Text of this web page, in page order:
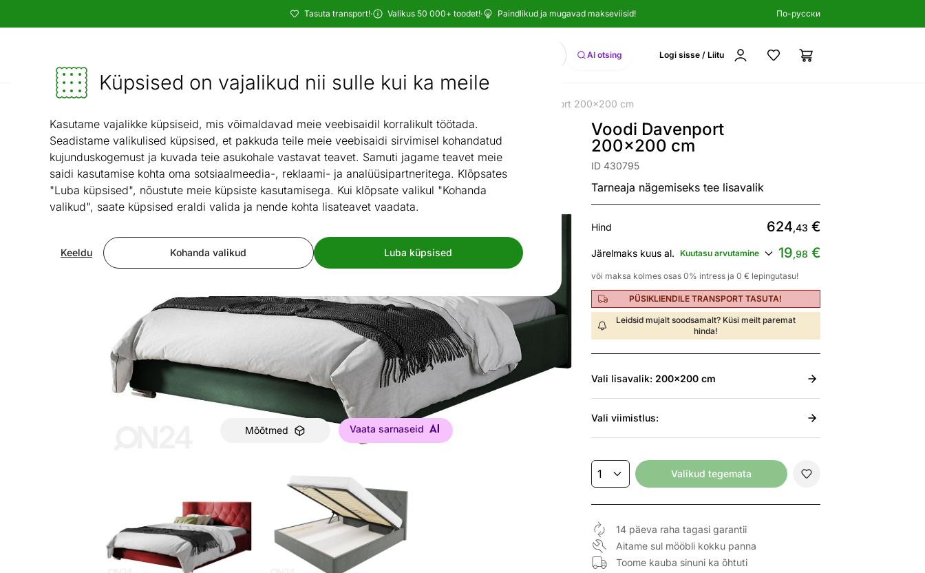
Küpsised on vajalikud nii sulle kui ka meile
Kasutame vajalikke küpsiseid, mis võimaldavad meie veebisaidil korralikult töötada.
Seadistame valikulised küpsised, et pakkuda teile meie veebisaidi sirvimisel kohandatud
kujunduskogemust ja kuvada teie asukohale vastavat teavet. Samuti jagame teavet meie
saidi kasutamise kohta oma sotsiaalmeedia-, reklaami- ja analüüsipartneritega. Klõpsates
"Luba küpsised", nõustute meie küpsiste kasutamisega. Kui klõpsate valikul "Kohanda
valikud", saate küpsised eraldi valida ja nende kohta lisateavet vaadata.
Kohanda valikud Luba küpsised
Keeldu
Tasuta transport!· Valikus 50 000+ toodet!· Paindlikud ja mugavad makseviisid! По-русски
Mööbel ja sisustus - ON24
Otsi AI otsing Logi sisse / Liitu
Voodi Davenport 200x200 cm
Mõõtmed Vaata sarnaseid
Voodi Davenport
200x200 cm
ID 430795
Tarneaja nägemiseks tee lisavalik
Hind 624,43 €
Järelmaks kuus al. Kuutasu arvutamine 19,98 €
või maksa kolmes osas 0% intress ja 0 € lepingutasu!
PÜSIKLIENDILE TRANSPORT TASUTA!
Leidsid mujalt soodsamalt? Küsi meilt paremat
hinda!
Vali lisavalik: 200x200 cm
Vali viimistlus:
Valikud tegemata
14 päeva raha tagasi garantii
Aitame sul mööbli kokku panna
Toome kauba sinuni ka õhtuti